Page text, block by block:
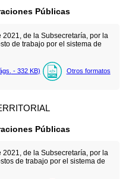
Públicas
de la Subsecretaría, por la
de trabajo por el sistema de
- 332 KB) Otros formatos
Públicas
de la Subsecretaría, por la
de trabajo por el sistema de